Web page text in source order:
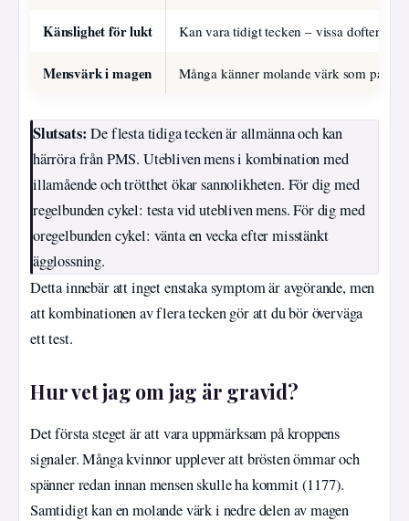
Känslighet för lukt Kan vara tidigt tecken – vissa dofter blir
Mensvärk i magen Många känner molande värk som
Slutsats: De flesta tidiga tecken är allmänna och kan
härröra från PMS. Utebliven mens i kombination med
illamående och trötthet ökar sannolikheten. För dig med
regelbunden cykel: testa vid utebliven mens. För dig med
oregelbunden cykel: vänta en vecka efter misstänkt
ägglossning.
Detta innebär att inget enstaka symptom är avgörande, men
att kombinationen av flera tecken gör att du bör överväga
ett test.
Hur vet jag om jag är gravid?
Det första steget är att vara uppmärksam på kroppens
signaler. Många kvinnor upplever att brösten ömmar och
spänner redan innan mensen skulle ha kommit (1177).
Samtidigt kan en molande värk i nedre delen av magen